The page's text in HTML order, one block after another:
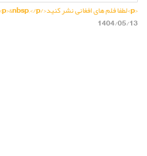
<p>لطفا فلم های افغانی نشر کنید</p> <p>&nbsp;</p>
1404/05/13